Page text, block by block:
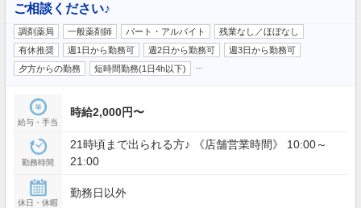
ご相談ください♪
調剤薬局 一般薬剤師 パート・アルバイト
残業なし／ほぼなし
有休推奨
週1日から勤務可 週2日から勤務可
週3日から勤務可
夕方からの勤務
短時間勤務(1日4h以下)
給与・手当
時給2,000円〜
勤務時間
21時頃まで出られる方♪ 《店舗営業時間》 10:00～
21:00
休日・休暇
勤務日以外